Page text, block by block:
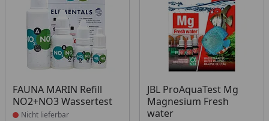
FAUNA MARIN Refill
NO2+NO3 Wassertest
Produkt nicht lieferbar
Nicht lieferbar
JBL ProAquaTest Mg
Magnesium Fresh
water
Produkt nicht lieferbar